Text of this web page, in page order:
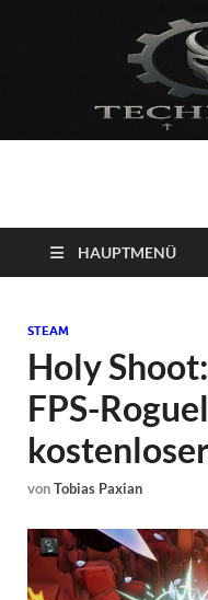
und
News
Blockbuster, Indie-
HAUPTMENÜ
STEAM
Holy
FPS-
vonTobias Paxian